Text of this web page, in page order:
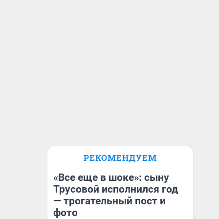
РЕКОМЕНДУЕМ
«Все еще в шоке»: сыну
Трусовой исполнился год
— трогательный пост и
фото